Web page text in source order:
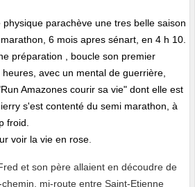
parachève une tres belle saison
6 mois apres sénart, en 4 h 10.
préparation , boucle son premier
avec un mental de guerrière,
Amazones courir sa vie" dont elle est
s'est contenté du semi marathon, à
froid.
voir la vie en rose
et son père allaient en découdre de
mi-route entre Saint-Etienne